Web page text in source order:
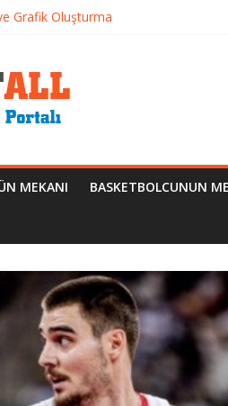
Grafik Oluşturma
Olmalı
MEKANI BASKETBOLCUNUN